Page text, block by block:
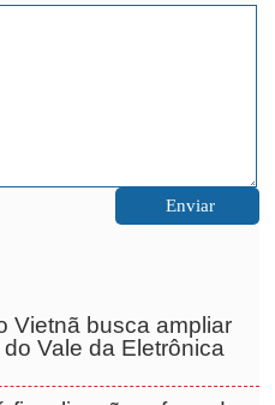
Vietnã busca ampliar
Vale da Eletrônica